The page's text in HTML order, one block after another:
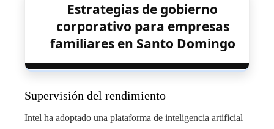
Estrategias de gobierno
corporativo para empresas
familiares en Santo Domingo
Supervisión del rendimiento
Intel ha adoptado una plataforma de inteligencia artificial